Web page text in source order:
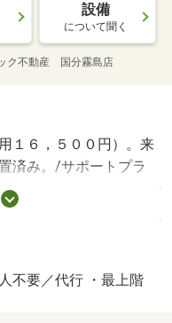
設備
について聞く
ク不動産 国分霧島店
１６，５００円）。来
済み。/サポートプラ
貸戸数:20戸/鍵交換費
不要／代行 ・最上階